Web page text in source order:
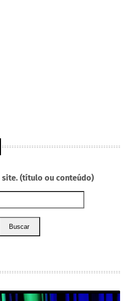
site. (título ou conteúdo)
Buscar